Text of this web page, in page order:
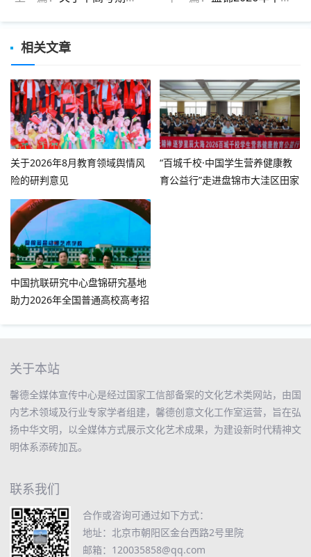
相关文章
关于2026年8月教育领域舆情风
险的研判意见
“百城千校·中国学生营养健康教
育公益行”走进盘锦市大洼区田家
中国抗联研究中心盘锦研究基地
助力2026年全国普通高校高考招
关于本站
馨德全媒体宣传中心是经过国家工信部备案的文化艺术类网站，由国
内艺术领域及行业专家学者组建，馨德创意文化工作室运营，旨在弘
扬中华文明，以全媒体方式展示文化艺术成果，为建设新时代精神文
明体系添砖加瓦。
联系我们
合作或咨询可通过如下方式：
地址：北京市朝阳区金台西路2号里院
邮箱：120035858@qq.com